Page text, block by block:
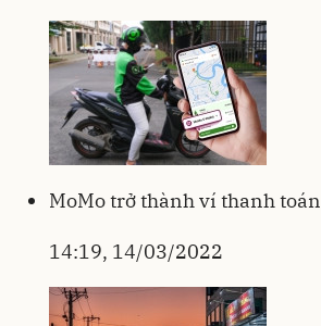
MoMo trở thành ví thanh
14:19, 14/03/2022